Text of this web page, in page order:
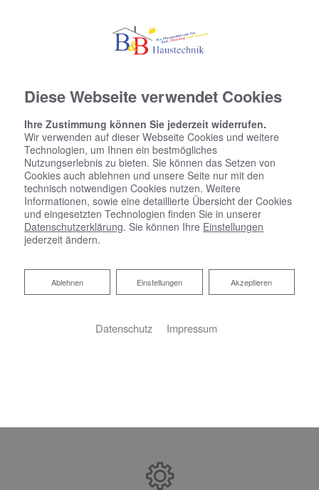
Diese Webseite verwendet Cookies
Ihre Zustimmung können Sie jederzeit widerrufen.
Wir verwenden auf dieser Webseite Cookies und weitere
Technologien, um Ihnen ein bestmögliches
Nutzungserlebnis zu bieten. Sie können das Setzen von
Cookies auch ablehnen und unsere Seite nur mit den
technisch notwendigen Cookies nutzen. Weitere
Informationen, sowie eine detaillierte Übersicht der Cookies
und eingesetzten Technologien finden Sie in unserer
Datenschutzerklärung. Sie können Ihre Einstellungen
jederzeit ändern.
Akzeptieren
Einstellungen
Ablehnen
Ablehnen
Datenschutz Impressum